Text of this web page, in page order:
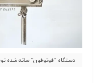
دستگاه “فوتوفون” ساته شده